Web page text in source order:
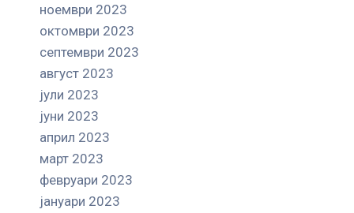
ноември 2023
октомври 2023
септември 2023
август 2023
јули 2023
јуни 2023
април 2023
март 2023
февруари 2023
јануари 2023